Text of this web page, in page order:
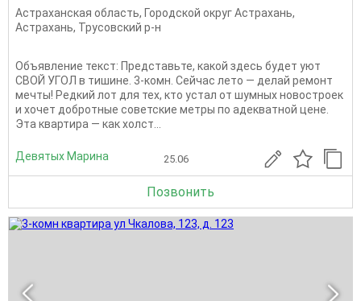
Астраханская область, Городской округ Астрахань,
Астрахань, Трусовский р-н
Объявление текст: Представьте, какой здесь будет уют
СВОЙ УГОЛ в тишине. 3-комн. Сейчас лето — делай ремонт
мечты! Редкий лот для тех, кто устал от шумных новостроек
и хочет добротные советские метры по адекватной цене.
Эта квартира — как холст...
Девятых Марина 25.06
Позвонить